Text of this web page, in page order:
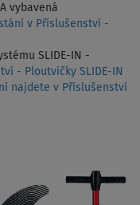
vybavená
v Příslušenství -
SLIDE-IN -
- Ploutvičky SLIDE-IN
najdete v Příslušenství